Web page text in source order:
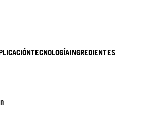
TECNOLOGÍAINGREDIENTES